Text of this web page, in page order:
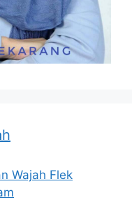
Wajah Flek